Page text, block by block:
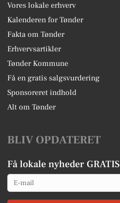
Vores lokale erhverv
Kalenderen for Tønder
Fakta om Tønder
Erhvervsartikler
Tønder Kommune
Få en gratis salgsvurdering
Sponsoreret indhold
Alt om Tønder
BLIV OPDATERET
Få lokale nyheder GRATIS
Email